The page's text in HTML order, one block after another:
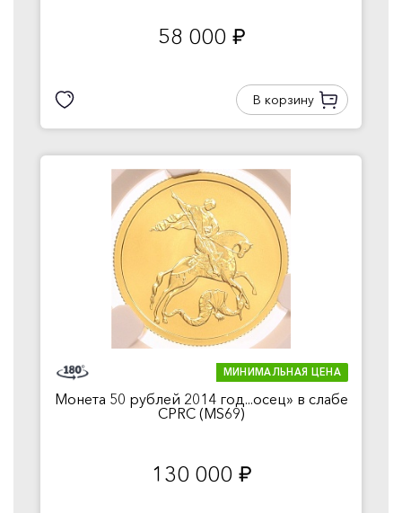
58 000 руб.
В корзину
МИНИМАЛЬНАЯ ЦЕНА
Монета 50 рублей 2014 год...осец» в слабе
CPRC (MS69)
130 000 руб.